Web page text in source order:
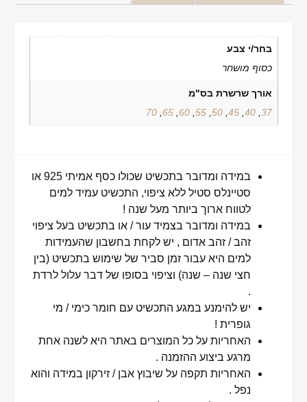
בחר/י צבע
כסוף מושחר
אורך שרשרת בס"מ
37
,
40
,
45
,
50
,
55
,
60
,
65
,
70
במידה ומדובר בתכשיט שכולו כסף אמיתי 925 או
סטיינלס סטיל ללא ציפוי, התכשיט עמיד למים
לטווח ארוך ביותר מעל שנה !
במידה ומדובר בצמיד עור / או בתכשיט בעל ציפוי
זהב / זהב אדום , יש לקחת בחשבון שהעמידות
למים היא עבור זמן סביר של שימוש בתכשיט (בין
חצי שנה – שנה) וציפוי בסופו של דבר עלול לרדת
.
יש להימנע במגע התכשיט עם חומר כימי / מי
גופרית !
האחריות על כל המוצרים באתר היא לשנה אחת
מרגע ביצוע ההזמנה .
האחריות תקפה על שיבוץ אבן / זירקון במידה והוא
נפל .